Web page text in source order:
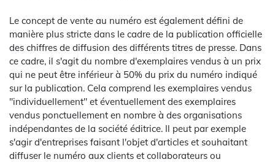
Le concept de vente au numéro est également défini de
manière plus stricte dans le cadre de la publication officielle
des chiffres de diffusion des différents titres de presse. Dans
ce cadre, il s'agit du nombre d'exemplaires vendus à un prix
qui ne peut être inférieur à 50% du prix du numéro indiqué
sur la publication. Cela comprend les exemplaires vendus
"individuellement" et éventuellement des exemplaires
vendus ponctuellement en nombre à des organisations
indépendantes de la société éditrice. Il peut par exemple
s'agir d'entreprises faisant l'objet d'articles et souhaitant
diffuser le numéro aux clients et collaborateurs ou